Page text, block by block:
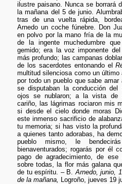
ilustre paisano. Nunca se borrará
la mañana del 5 de junio.
tras de una vuelta rápida,
Arnedo un coche fúnebre. Don
en polvo por la mano fría de la
de la ingente muchedumbre
gemido; era la voz imponente
más profundo; las campanas
de los sacerdotes entonando el
multitud silenciosa como un
por todo un pueblo que sabe
se disputaban la conducción
ojos se nublaron; a la vista de
cariño, las lágrimas rociaron mis
si desde el cielo donde moras
este inmenso sacrificio de
tu memoria; si has visto la
a quienes tanto adorabas, ha
pueblo mismo, le
bienaventurados; rogarás por él
pago de agradecimiento, de ese
sobre todas, la flor más galana
de tu espíritu. – B. Arnedo, junio,
de la mañana, Logroño, jueves 19